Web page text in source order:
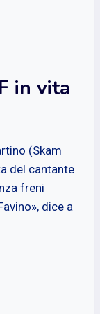
in vita
(Skam
del cantante
freni
dice a